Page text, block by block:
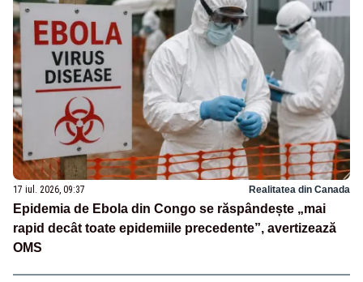
17 iul. 2026, 09:37 Realitatea din Canada
Epidemia de Ebola din Congo se răspândește „mai
rapid decât toate epidemiile precedente”, avertizează
OMS